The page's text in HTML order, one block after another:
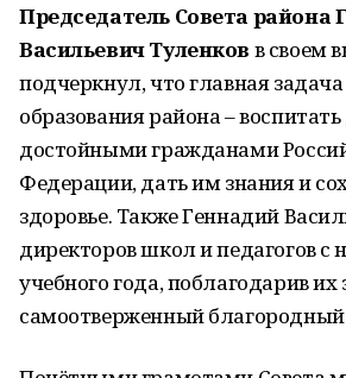
Председатель Совета района
Васильевич Туленков в своем
подчеркнул, что главная
образования района –
достойными гражданами
Федерации, дать им знания и
здоровье. Также Геннадий
директоров школ и педагогов с
учебного года, поблагодарив их
самоотверженный